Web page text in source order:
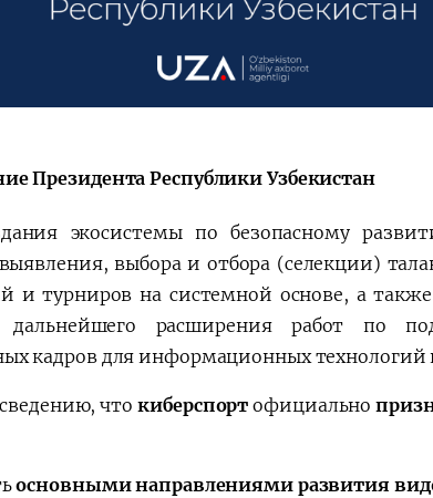
Президента Республики Узбекистан
экосистемы по безопасному
выбора и отбора (селекции)
и турниров на системной основе, а
дальнейшего расширения работ по
кадров для информационных
чтокиберспорт официально
основными направлениями развития